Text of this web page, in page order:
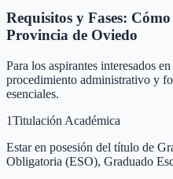
Requisitos y Fases:
Provincia de Oviedo
Para los aspirantes interesados
procedimiento administrativo y
esenciales.
1Titulación Académica
Estar en posesión del título de
Obligatoria (ESO), Graduado